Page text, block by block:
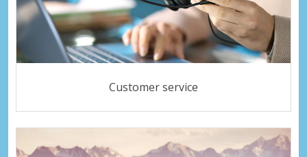
Customer service